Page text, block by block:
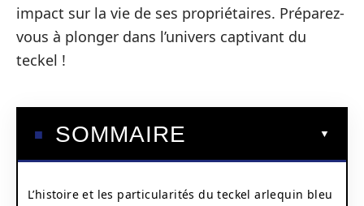
impact sur la vie de ses propriétaires. Préparez-
vous à plonger dans l’univers captivant du
teckel !
SOMMAIRE
L’histoire et les particularités du teckel arlequin bleu